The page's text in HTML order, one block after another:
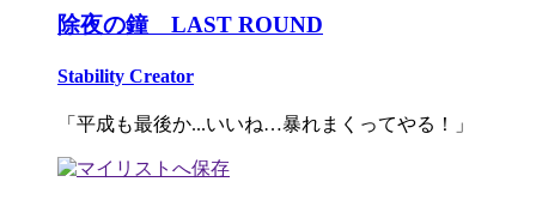
除夜の鐘 LAST ROUND
Stability Creator
「平成も最後か...いいね…暴れまくってやる！」